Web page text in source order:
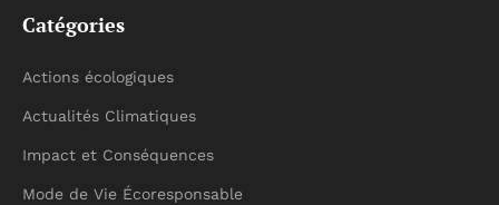
Catégories
Actions écologiques
Actualités Climatiques
Impact et Conséquences
Mode de Vie Écoresponsable